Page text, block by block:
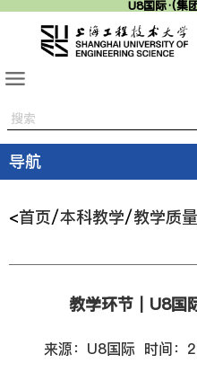
U8国际·(集
导航
<首页/本科教学/教学质
教学环节｜U8国
来源：U8国际 时间